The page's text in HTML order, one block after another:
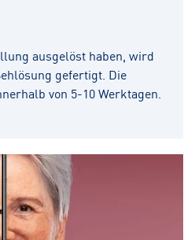
ausgelöst haben, wird
gefertigt. Die
von 5-10 Werktagen.